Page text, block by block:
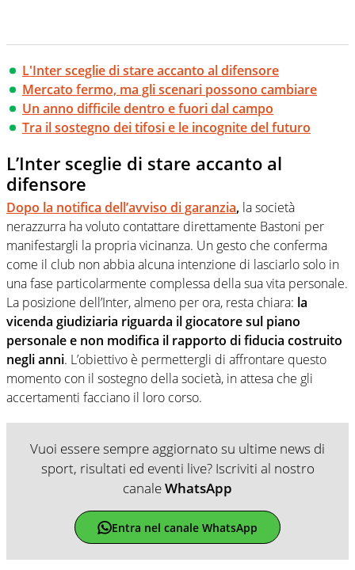
L'Inter sceglie di stare accanto al difensore
Mercato fermo, ma gli scenari possono cambiare
Un anno difficile dentro e fuori dal campo
Tra il sostegno dei tifosi e le incognite del futuro
L’Inter sceglie di stare accanto al
difensore
Dopo la notifica dell’avviso di garanzia, la società
nerazzurra ha voluto contattare direttamente Bastoni per
manifestargli la propria vicinanza. Un gesto che conferma
come il club non abbia alcuna intenzione di lasciarlo solo in
una fase particolarmente complessa della sua vita personale.
La posizione dell’Inter, almeno per ora, resta chiara: la
vicenda giudiziaria riguarda il giocatore sul piano
personale e non modifica il rapporto di fiducia costruito
negli anni. L’obiettivo è permettergli di affrontare questo
momento con il sostegno della società, in attesa che gli
accertamenti facciano il loro corso.
Vuoi essere sempre aggiornato su ultime news di
sport, risultati ed eventi live? Iscriviti al nostro
canaleWhatsApp
Entra nel canale WhatsApp